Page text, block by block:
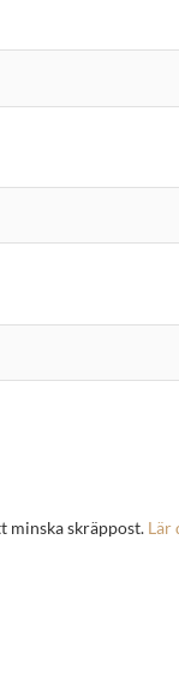
minska skräppost. Lär